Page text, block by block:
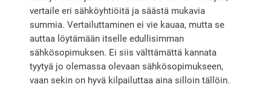
vertaile eri sähköyhtiöitä ja säästä mukavia
summia. Vertailuttaminen ei vie kauaa, mutta se
auttaa löytämään itselle edullisimman
sähkösopimuksen. Ei siis välttämättä kannata
tyytyä jo olemassa olevaan sähkösopimukseen,
vaan sekin on hyvä kilpailuttaa aina silloin tällöin.